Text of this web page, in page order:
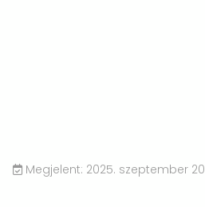
Megjelent: 2025. szeptember 20